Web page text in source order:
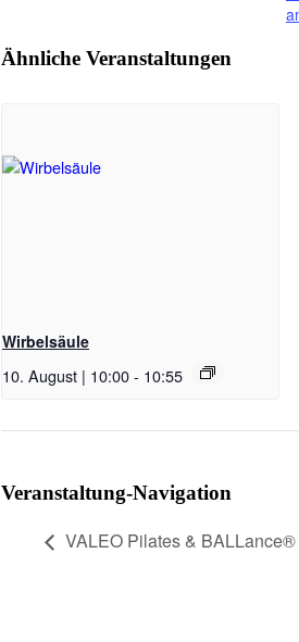
Ähnliche Veranstaltungen
Wirbelsäule
10. August | 10:00- 10:55
Veranstaltung-Navigation
VALEO Pilates & BALLance®